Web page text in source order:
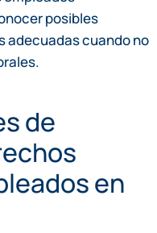
posibles
adecuadas cuando no
de
en